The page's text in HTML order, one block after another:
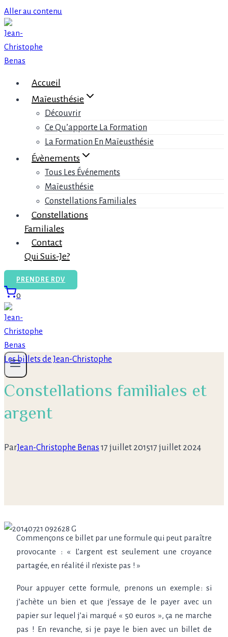
Aller au contenu
Accueil
Maïeusthésie
Découvrir
Ce Qu’apporte La Formation
La Formation En Maïeusthésie
Évènements
Tous Les Événements
Maïeusthésie
Constellations Familiales
Constellations
Familiales
Contact
Qui Suis-Je?
PRENDRE RDV
0
Les billets de Jean-Christophe
Constellations familiales et
argent
ParJean-Christophe Benas 17 juillet 201517 juillet 2024
Commençons ce billet par une formule qui peut paraître
provocante
: «
L’argent est seulement une croyance
partagée, en réalité il n’existe pas ! »
Pour appuyer cette formule, prenons un exemple : si
j’achète un bien et que j’essaye de le payer avec un
papier sur lequel j’ai marqué « 50 euros », ça ne marche
pas ! En revanche, si je paye le bien avec un billet de